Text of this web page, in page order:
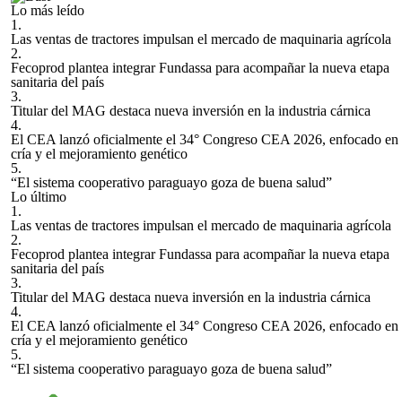
Lo más leído
1.
Las ventas de tractores impulsan el mercado de maquinaria agrícola
2.
Fecoprod plantea integrar Fundassa para acompañar la nueva etapa
sanitaria del país
3.
Titular del MAG destaca nueva inversión en la industria cárnica
4.
El CEA lanzó oficialmente el 34° Congreso CEA 2026, enfocado en
cría y el mejoramiento genético
5.
“El sistema cooperativo paraguayo goza de buena salud”
Lo último
1.
Las ventas de tractores impulsan el mercado de maquinaria agrícola
2.
Fecoprod plantea integrar Fundassa para acompañar la nueva etapa
sanitaria del país
3.
Titular del MAG destaca nueva inversión en la industria cárnica
4.
El CEA lanzó oficialmente el 34° Congreso CEA 2026, enfocado en
cría y el mejoramiento genético
5.
“El sistema cooperativo paraguayo goza de buena salud”